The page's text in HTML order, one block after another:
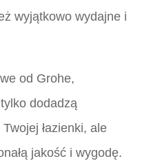
wyjątkowo wydajne i
od Grohe,
dodadzą
łazienki, ale
jakość i wygodę.